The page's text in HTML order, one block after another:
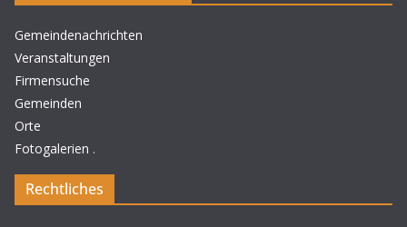
Gemeindenachrichten
Veranstaltungen
Firmensuche
Gemeinden
Orte
Fotogalerien .
Rechtliches